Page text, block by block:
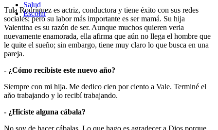
Salud
Escolar
Tula Rodríguez es actriz, conductora y tiene éxito con sus redes
sociales; pero su labor más importante es ser mamá. Su hija
Valentina es su razón de ser. Aunque muchos quieren verla
nuevamente enamorada, ella afirma que aún no llega el hombre que
le quite el sueño; sin embargo, tiene muy claro lo que busca en una
pareja.
- ¿Cómo recibiste este nuevo año?
Siempre con mi hija. Me dedico cien por ciento a Vale. Terminé el
año trabajando y lo recibí trabajando.
- ¿Hiciste alguna cábala?
No soy de hacer cábalas. Lo que hago es agradecer a Dios porque